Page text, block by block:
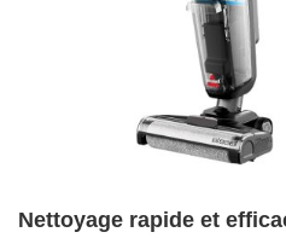
Nettoyage rapide et